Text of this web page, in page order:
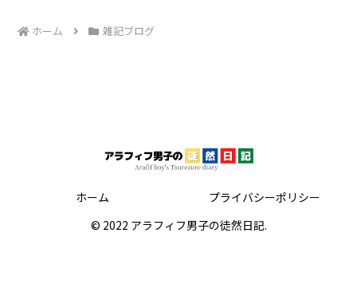
ホーム 雑記ブログ
ホーム
プライバシーポリシー
© 2022 アラフィフ男子の徒然日記.